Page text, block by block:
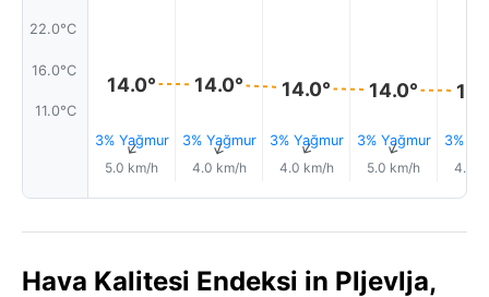
22.0°C
16.0°C
11.0°C
14.0°
3% Yağmur
↑
5.0 km/h
14.0°
3% Yağmur
↑
4.0 km/h
14.0°
3% Yağmur
↑
4.0 km/h
14.0°
3% Yağmur
↑
5.0 km/h
3%
4.0
Hava Kalitesi Endeksi in Pljevlja,